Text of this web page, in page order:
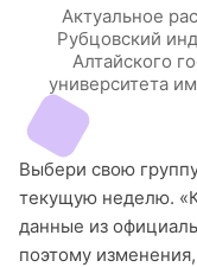
Актуальное
Рубцовский
Алтайского
университета
Выбери свою
текущую неделю.
данные из
поэтому